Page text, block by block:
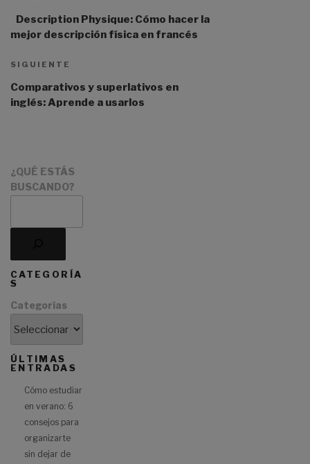
t
v
e
Description Physique: Cómo hacer la
mejor descripción física en francés
SIGUIENTE
Comparativos y superlativos en
inglés: Aprende a usarlos
¿QUÉ ESTÁS
BUSCANDO?
CATEGORÍA
S
Categorías
ÚLTIMAS
ENTRADAS
Cómo estudiar
en verano: 6
consejos para
organizarte
sin dejar de